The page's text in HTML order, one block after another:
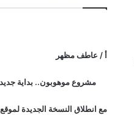
أ / عاطف مظهر
مشروع موهوبون.. بداية
مع انطلاق النسخة الجديدة